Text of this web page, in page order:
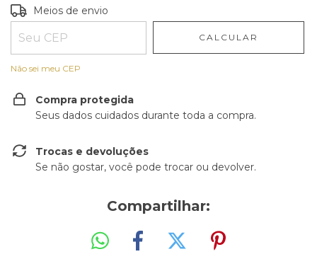
Entregas para o CEP:
Meios de envio
CALCULAR
Não sei meu CEP
Compra protegida
Seus dados cuidados durante toda a compra.
Trocas e devoluções
Se não gostar, você pode trocar ou devolver.
Compartilhar: